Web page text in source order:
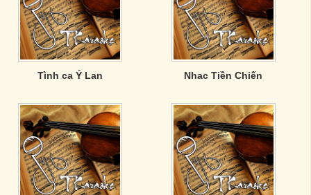
Tình ca Ý Lan Nhac Tiền Chiến